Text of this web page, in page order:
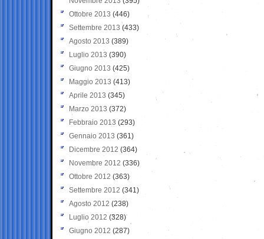
Ottobre 2013 (446)
Settembre 2013 (433)
Agosto 2013 (389)
Luglio 2013 (390)
Giugno 2013 (425)
Maggio 2013 (413)
Aprile 2013 (345)
Marzo 2013 (372)
Febbraio 2013 (293)
Gennaio 2013 (361)
Dicembre 2012 (364)
Novembre 2012 (336)
Ottobre 2012 (363)
Settembre 2012 (341)
Agosto 2012 (238)
Luglio 2012 (328)
Giugno 2012 (287)